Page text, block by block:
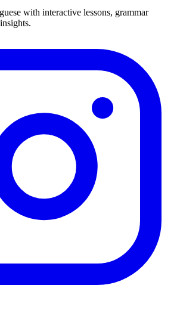
with interactive lessons, grammar